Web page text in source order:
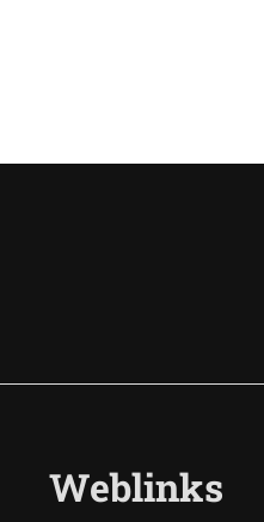
Weblinks